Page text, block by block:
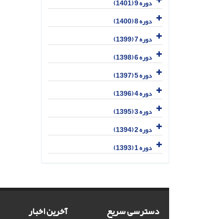
دوره 9 (1401)
دوره 8 (1400)
دوره 7 (1399)
دوره 6 (1398)
دوره 5 (1397)
دوره 4 (1396)
دوره 3 (1395)
دوره 2 (1394)
دوره 1 (1393)
دسترسی سریع آخرین اخبار